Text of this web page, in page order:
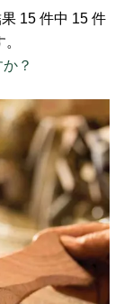
15 件中 15 件
？